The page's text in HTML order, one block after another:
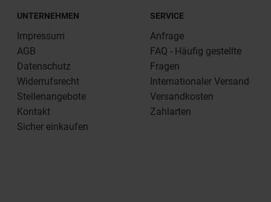
UNTERNEHMEN
Impressum
AGB
Datenschutz
Widerrufsrecht
Stellenangebote
Kontakt
Sicher einkaufen
SERVICE
Anfrage
FAQ - Häufig gestellte
Fragen
Internationaler Versand
Versandkosten
Zahlarten